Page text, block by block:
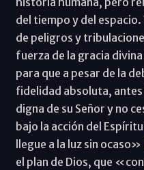
del tiempo y del
de peligros y
fuerza de la gracia
para que a pesar de la
fidelidad absoluta,
digna de su Señor y no
bajo la acción del
llegue a la luz sin ocaso»
el plan de Dios, que